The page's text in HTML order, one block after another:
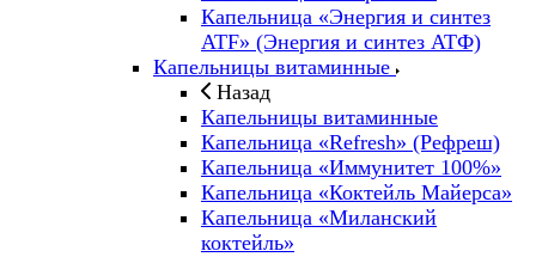
Капельница «Энергия и синтез
ATF» (Энергия и синтез АТФ)
Капельницы витаминные
Назад
Капельницы витаминные
Капельница «Refresh» (Рефреш)
Капельница «Иммунитет 100%»
Капельница «Коктейль Майерса»
Капельница «Миланский
коктейль»